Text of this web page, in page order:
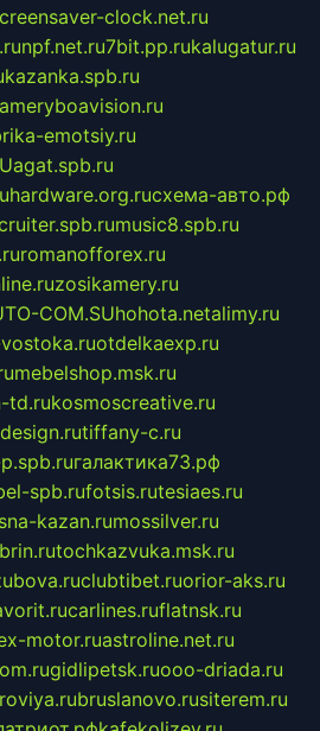
clock.net.ru
npf.net.ru7bit.pp.rukalugatur.ru
kazanka.spb.ru
emotsiy.ru
agat.spb.ru
hardware.org.ruсхема-авто.рф
music8.spb.ru
romanofforex.ru
zosikamery.ru
COM.SUhohota.netalimy.ru
otdelkaexp.ru
mebelshop.msk.ru
td.rukosmoscreative.ru
tiffany-c.ru
галактика73.рф
spb.rufotsis.rutesiaes.ru
kazan.rumossilver.ru
tochkazvuka.msk.ru
clubtibet.ruorior-aks.ru
carlines.ruflatnsk.ru
motor.ruastroline.net.ru
gidlipetsk.ruooo-driada.ru
bruslanovo.rusiterem.ru